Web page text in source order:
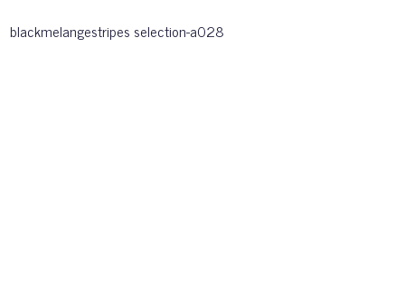
blackmelangestripes selection-a028